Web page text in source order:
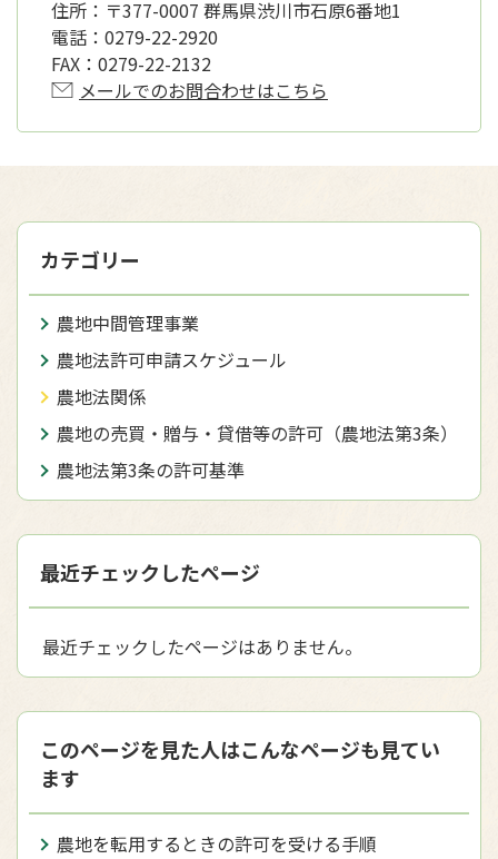
住所： 〒377-0007 群馬県渋川市石原6番地1
電話： 0279-22-2920
FAX： 0279-22-2132
メールでのお問合わせはこちら
カテゴリー
農地中間管理事業
農地法許可申請スケジュール
農地法関係
農地の売買・贈与・貸借等の許可（農地法第3条）
農地法第3条の許可基準
最近チェックしたページ
最近チェックしたページはありません。
このページを見た人はこんなページも見てい
ます
農地を転用するときの許可を受ける手順